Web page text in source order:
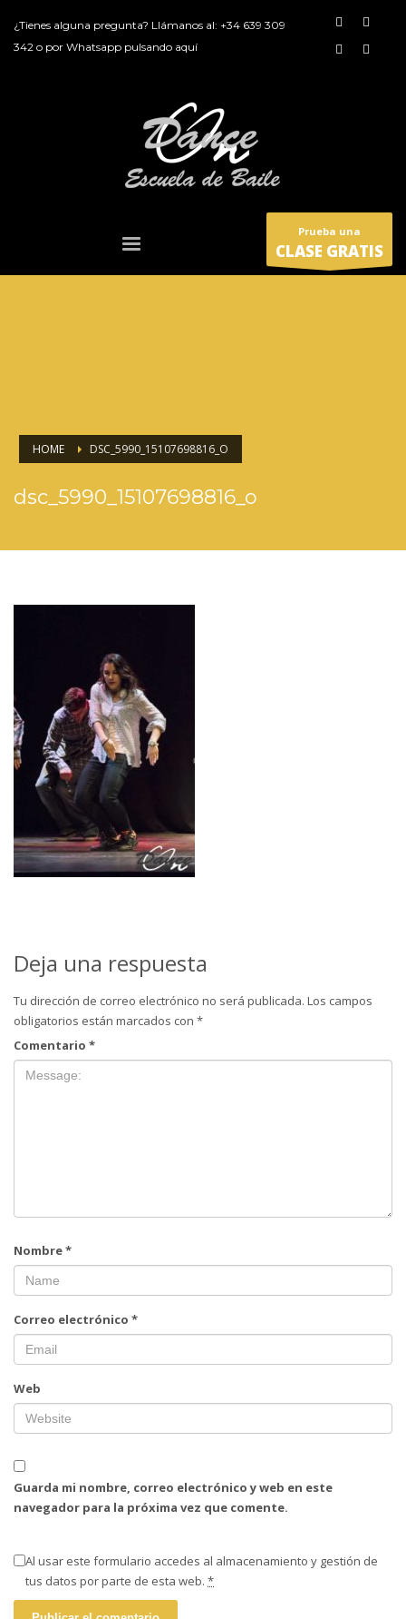
¿Tienes alguna pregunta? Llámanos al: +34 639 309
342 o por Whatsapp pulsando aquí
Prueba una
CLASE GRATIS
HOME DSC_5990_15107698816_O
dsc_5990_15107698816_o
Deja una respuesta
Tu dirección de correo electrónico no será publicada. Los campos
obligatorios están marcados con *
Comentario *
Nombre*
Correo electrónico *
Web
Guarda mi nombre, correo electrónico y web en este
navegador para la próxima vez que comente.
Al usar este formulario accedes al almacenamiento y gestión de
tus datos por parte de esta web. *